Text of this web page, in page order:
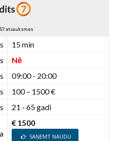
atsauksmes
15 min
Nē
09:00 - 20:00
100 – 1500 €
21 - 65 gadi
€ 1500
SAŅEMT NAUDU